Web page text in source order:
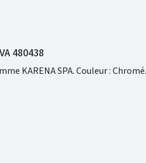
480438
Paire de patères pour radiateurs sèche-serviettes Acova gamme KARENA SPA. Couleur : Chromé.